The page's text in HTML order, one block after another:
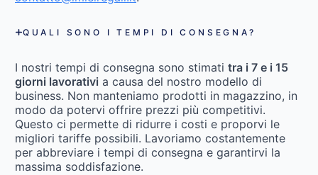
QUALI SONO I TEMPI DI CONSEGNA?
I nostri tempi di consegna sono stimati tra i 7 e i 15
giorni lavorativi a causa del nostro modello di
business. Non manteniamo prodotti in magazzino, in
modo da potervi offrire prezzi più competitivi.
Questo ci permette di ridurre i costi e proporvi le
migliori tariffe possibili. Lavoriamo costantemente
per abbreviare i tempi di consegna e garantirvi la
massima soddisfazione.